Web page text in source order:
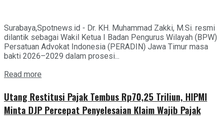
Surabaya,Spotnews.id - Dr. KH. Muhammad Zakki, M.Si. resmi
dilantik sebagai Wakil Ketua I Badan Pengurus Wilayah (BPW)
Persatuan Advokat Indonesia (PERADIN) Jawa Timur masa
bakti 2026–2029 dalam prosesi...
Read more
Utang Restitusi Pajak Tembus Rp70,25 Triliun, HIPMI
Minta DJP Percepat Penyelesaian Klaim Wajib Pajak